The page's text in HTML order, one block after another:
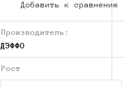
Добавить к сравнению
Производитель:
ДЭФФО
Рост